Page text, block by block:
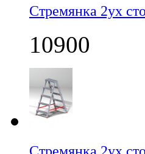
Стремянка 2ух
10900
Стремянка 2ух